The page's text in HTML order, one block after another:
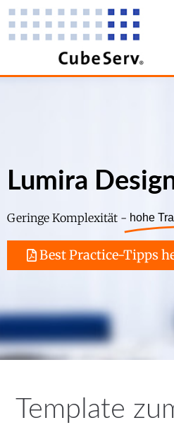
Lumira
Geringe Komplexität - hohe
Best Practice-Tipps
Template